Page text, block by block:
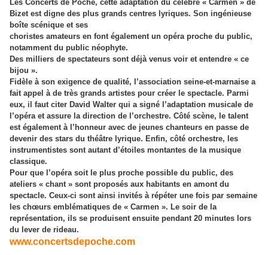
Les Concerts de Poche, cette adaptation du célèbre « Carmen » de
Bizet est digne des plus grands centres lyriques. Son ingénieuse
boîte scénique et ses
choristes amateurs en font également un opéra proche du public,
notamment du public néophyte.
Des milliers de spectateurs sont déjà venus voir et entendre « ce
bijou ».
Fidèle à son exigence de qualité, l’association seine-et-marnaise a
fait appel à de très grands artistes pour créer le spectacle. Parmi
eux, il faut citer David Walter qui a signé l’adaptation musicale de
l’opéra et assure la direction de l’orchestre. Côté scène, le talent
est également à l’honneur avec de jeunes chanteurs en passe de
devenir des stars du théâtre lyrique. Enfin, côté orchestre, les
instrumentistes sont autant d’étoiles montantes de la musique
classique.
Pour que l’opéra soit le plus proche possible du public, des
ateliers « chant » sont proposés aux habitants en amont du
spectacle. Ceux-ci sont ainsi invités à répéter une fois par semaine
les chœurs emblématiques de « Carmen ». Le soir de la
représentation, ils se produisent ensuite pendant 20 minutes lors
du lever de rideau.
www.concertsdepoche.com